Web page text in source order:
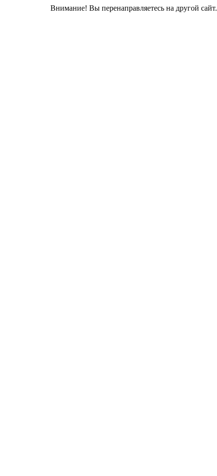
Внимание! Вы перенаправляетесь на другой